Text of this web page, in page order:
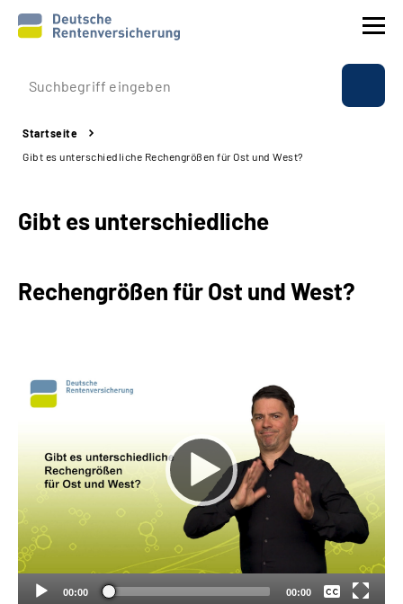
Prävention
Reha
Experten
Online-Services
Language
Inhalte in Gebärdensprache (DGS)
Leichte Sprache
Startseite
Gibt es unterschiedliche Rechengrößen für Ost und West?
Gibt es unterschiedliche
Rechengrößen für Ost und West?
00:00 00:00
Keine
Deutsch